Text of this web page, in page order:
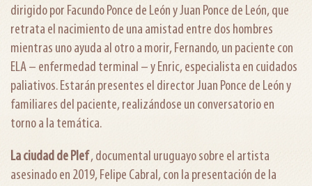
dirigido por Facundo Ponce de León y Juan Ponce de León, que
retrata el nacimiento de una amistad entre dos hombres
mientras uno ayuda al otro a morir, Fernando, un paciente con
ELA – enfermedad terminal – y Enric, especialista en cuidados
paliativos. Estarán presentes el director Juan Ponce de León y
familiares del paciente, realizándose un conversatorio en
torno a la temática.
La ciudad de Plef, documental uruguayo sobre el artista
asesinado en 2019, Felipe Cabral, con la presentación de la